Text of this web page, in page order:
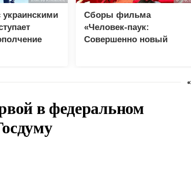
украинскими
Сборы фильма
«Человек-паук:
Совершенно новый
в федеральном